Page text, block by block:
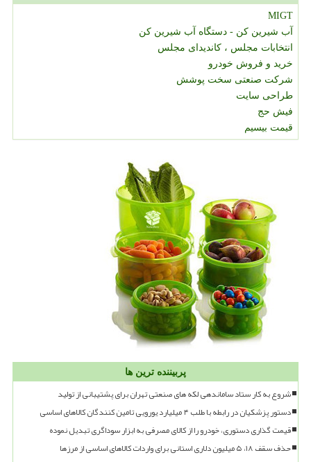
MIGT
آب شیرین کن - دستگاه آب شیرین کن
انتخابات مجلس ، کاندیدای مجلس
خرید و فروش خودرو
شرکت صنعتی سخت پوشش
طراحی سایت
فیش حج
قیمت بیسیم
پربیننده ترین ها
شروع به کار ستاد ساماندهی لکه های صنعتی تهران برای پشتیبانی از تولید
دستور پزشکیان در رابطه با طلب ۴ میلیارد یورویی تامین کنندگان کالاهای اساسی
قیمت گذاری دستوری، خودرو را از کالای مصرفی به ابزار سوداگری تبدیل نموده
حذف سقف ۱۸، ۵ میلیون دلاری استانی برای واردات کالاهای اساسی از مرزها